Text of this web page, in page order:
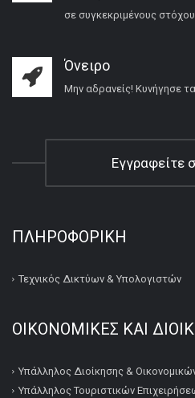
σε συγκεκριμένους
Όνειρο
Μην αδρανείς! Κυνήγησε
Εγγραφείτε
ΠΛΗΡΟΦΟΡΙΚΉ
Τεχνικός Δικτύων & Υπολογιστών
ΟΙΚΟΝΟΜΙΚΕΣ ΚΑΙ
Υπάλληλος Διοίκησης &
Υπάλληλος Τουριστικών